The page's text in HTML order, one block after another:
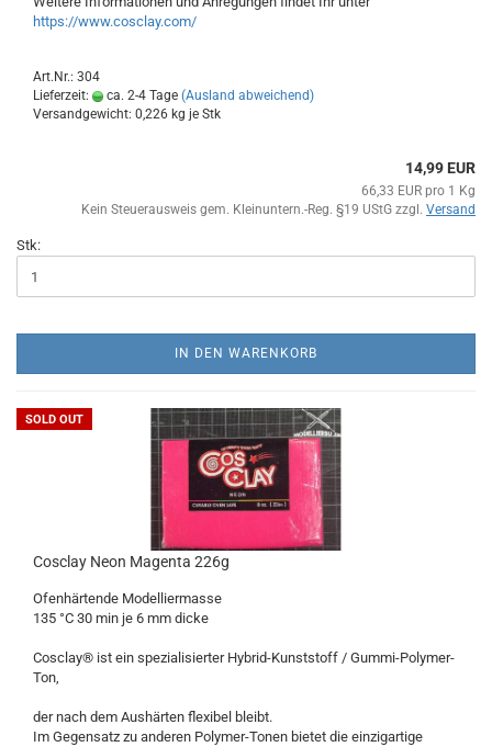
https://www.cosclay.com/
Art.Nr.: 304
Lieferzeit:
ca. 2-4 Tage (Ausland abweichend)
Versandgewicht: 0,226 kg je Stk
14,99 EUR
66,33 EUR pro 1 Kg
Kein Steuerausweis gem. Kleinuntern.-Reg. §19 UStG zzgl. Versand
Stk:
IN DEN WARENKORB
SOLD OUT
Cosclay Neon Magenta 226g
Ofenhärtende Modelliermasse
135 °C 30 min je 6 mm dicke
Cosclay® ist ein spezialisierter Hybrid-Kunststoff / Gummi-Polymer-
Ton,
der nach dem Aushärten flexibel bleibt.
Im Gegensatz zu anderen Polymer-Tonen bietet die einzigartige